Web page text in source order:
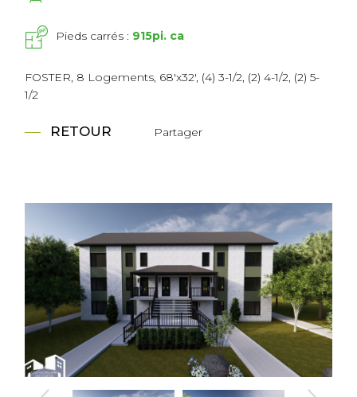
Pieds carrés : 915pi. ca
FOSTER, 8 Logements, 68'x32', (4) 3-1/2, (2) 4-1/2, (2) 5-
1/2
RETOUR Partager